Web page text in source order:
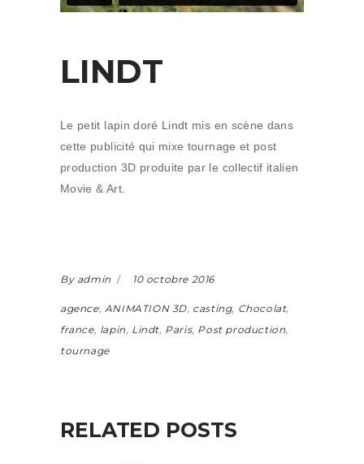
LINDT
Le petit lapin doré Lindt mis en scène dans
cette publicité qui mixe tournage et post
production 3D produite par le collectif italien
Movie & Art.
By admin 10 octobre 2016
agence, ANIMATION 3D casting, Chocolat,
france, lapin Lindt Paris, Post production
tournage
RELATED POSTS